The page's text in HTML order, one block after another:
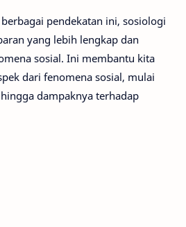
pendekatan ini, sosiologi
yang lebih lengkap dan
sosial. Ini membantu kita
dari fenomena sosial, mulai
dampaknya terhadap